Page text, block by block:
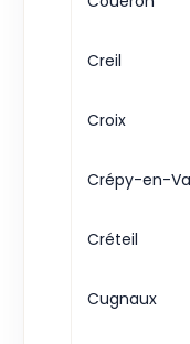
Creil
Croix
Crépy-en-
Créteil
Cugnaux